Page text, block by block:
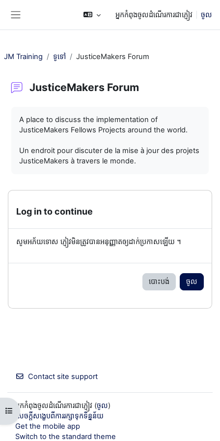
អ្នកកំពុងចូលដំណើរការជាភ្ញៀវ ចូល
Open course index
JM Training ទូទៅ JusticeMakers Forum
JusticeMakers Forum
A place to discuss the implementation of
JusticeMakers Fellows Projects around the world.
Un endroit pour discuter de la mise à jour des projets
JusticeMakers à travers le monde.
Log in to continue
សូមអភ័យទោស ភ្ញៀវមិនត្រូវបានអនុញ្ញាតឲ្យដាក់ប្រកាសឡើយ ។
បោះបង់ ចូល
Contact site support
អ្នកកំពុងចូលដំណើរការជាភ្ញៀវ (ចូល)
សេចក្តីសង្ខេបពីការរក្សាទុកទិន្នន័យ
Get the mobile app
Switch to the standard theme